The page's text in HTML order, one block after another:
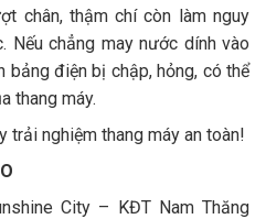
chân, thậm chí còn làm nguy
Nếu chẳng may nước dính vào
bảng điện bị chập, hỏng, có thể
thang máy.
trải nghiệm thang máy an toàn!
City – KĐT Nam Thăng